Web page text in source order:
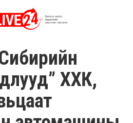
ХХК,